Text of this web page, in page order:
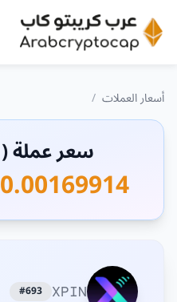
أسعار العملات /
سعر عملة (XPIN) اليوم
0.00169914 دولار امريكي
XPIN
#693